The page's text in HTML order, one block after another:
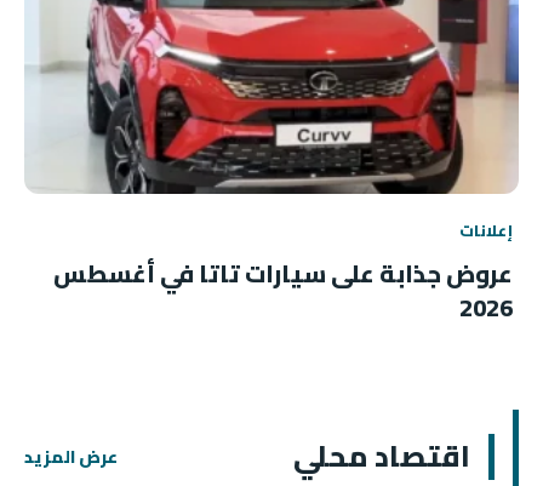
إعلانات
عروض جذابة على سيارات تاتا في أغسطس
2026
اقتصاد محلي عرض المزيد